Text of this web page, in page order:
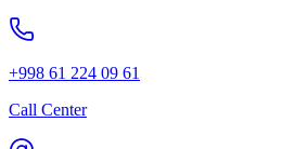
+998 61 224 09 61
Call Center